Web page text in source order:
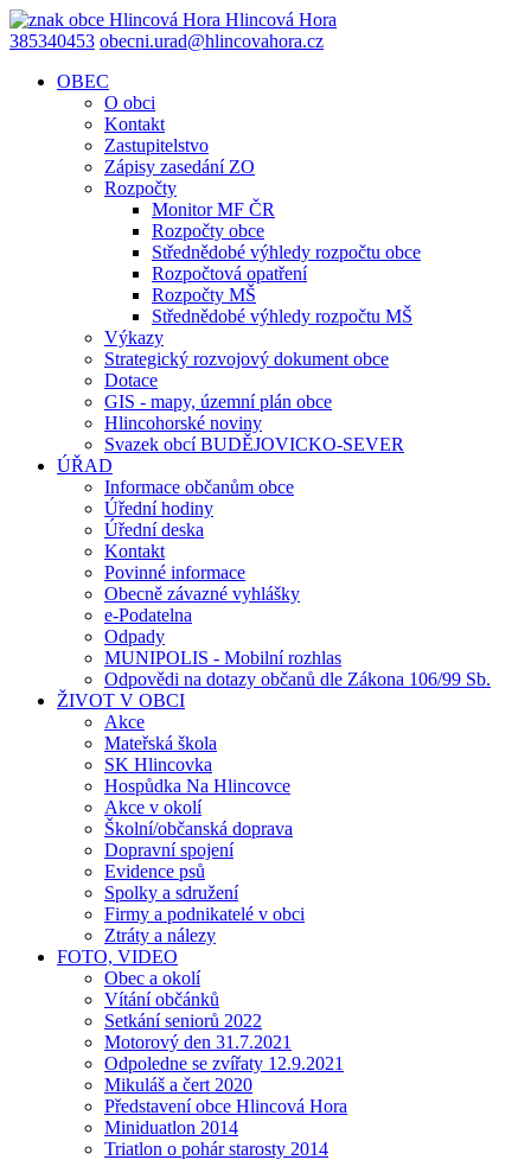
Hlincová Hora
385340453 obecni.urad@hlincovahora.cz
OBEC
O obci
Kontakt
Zastupitelstvo
Zápisy zasedání ZO
Rozpočty
Monitor MF ČR
Rozpočty obce
Střednědobé výhledy rozpočtu obce
Rozpočtová opatření
Rozpočty MŠ
Střednědobé výhledy rozpočtu MŠ
Výkazy
Strategický rozvojový dokument obce
Dotace
GIS - mapy, územní plán obce
Hlincohorské noviny
Svazek obcí BUDĚJOVICKO-SEVER
ÚŘAD
Informace občanům obce
Úřední hodiny
Úřední deska
Kontakt
Povinné informace
Obecně závazné vyhlášky
e-Podatelna
Odpady
MUNIPOLIS - Mobilní rozhlas
Odpovědi na dotazy občanů dle Zákona 106/99 Sb.
ŽIVOT V OBCI
Akce
Mateřská škola
SK Hlincovka
Hospůdka Na Hlincovce
Akce v okolí
Školní/občanská doprava
Dopravní spojení
Evidence psů
Spolky a sdružení
Firmy a podnikatelé v obci
Ztráty a nálezy
FOTO, VIDEO
Obec a okolí
Vítání občánků
Setkání seniorů 2022
Motorový den 31.7.2021
Odpoledne se zvířaty 12.9.2021
Mikuláš a čert 2020
Představení obce Hlincová Hora
Miniduatlon 2014
Triatlon o pohár starosty 2014